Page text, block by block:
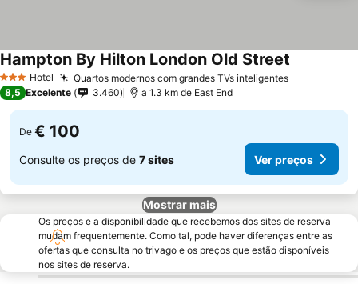
3 EstrelasHotel Quartos modernos com grandes TVs inteligentesVer preços
Hampton By Hilton London Old Street
8,5 Excelente 3.460 a 1.3 km de East End
De € 100
Consulte os preços de 7 sites Ver preços
Mostrar mais
Os preços e a disponibilidade que recebemos dos sites de reserva
mudam frequentemente. Como tal, pode haver diferenças entre as
ofertas que consulta no trivago e os preços que estão disponíveis
nos sites de reserva.